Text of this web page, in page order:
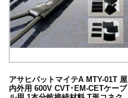
アサヒパットマイテA MTY-01T 屋
内外用 600V CVT･EM-CETケーブ